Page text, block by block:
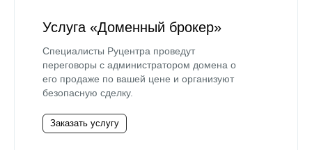
Услуга «Доменный брокер»
Специалисты Руцентра проведут
переговоры с администратором домена о
его продаже по вашей цене и организуют
безопасную сделку.
Заказать услугу